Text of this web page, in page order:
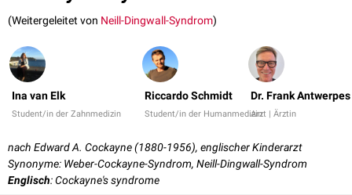
(Weitergeleitet von Neill-Dingwall-Syndrom)
Ina van Elk
Student/in der Zahnmedizin
Riccardo Schmidt
Student/in der Humanmedizin
Dr. Frank Antwerpes
Arzt | Ärztin
nach Edward A. Cockayne (1880-1956), englischer Kinderarzt
Synonyme: Weber-Cockayne-Syndrom, Neill-Dingwall-Syndrom
Englisch: Cockayne's syndrome